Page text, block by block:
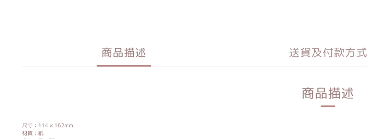
商品描述 送貨及付款方式
商品描述
尺寸：114 × 162mm
材質：紙